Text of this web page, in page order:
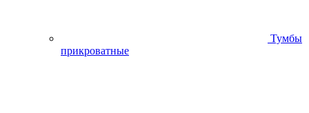
Тумбы
прикроватные